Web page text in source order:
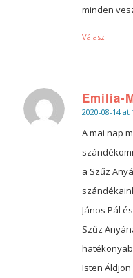
minden
Válasz
Emilia-
says:
2020-08-14 at
A mai nap
a Szűz
János Pál
Szűz
Isten